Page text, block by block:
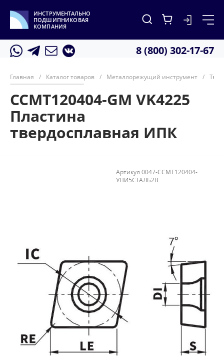
ИНСТРУМЕНТАЛЬНО
ПОДШИПНИКОВАЯ
КОМПАНИЯ
8 (800) 302-17-67
Главная / Каталог товаров / Металлорежущий инструмент /
CCMT120404-GM VK4225
Пластина
твердосплавная ИПК
Артикул 0047-CCMT120404-
УНИ5СТАЛЬ2В